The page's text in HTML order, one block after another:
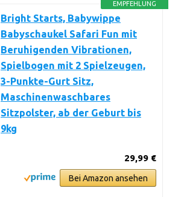
EMPFEHLUNG
Bright Starts, Babywippe
Babyschaukel Safari Fun mit
Beruhigenden Vibrationen,
Spielbogen mit 2 Spielzeugen,
3-Punkte-Gurt Sitz,
Maschinenwaschbares
Sitzpolster, ab der Geburt bis
9kg
29,99 €
Bei Amazon ansehen